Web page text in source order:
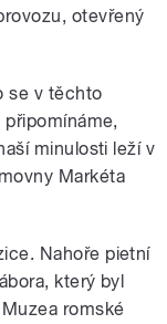
otevřený
se v těchto
minulosti leží v
Markéta
Nahoře pietní
který byl
romské